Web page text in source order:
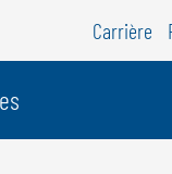
Carrière